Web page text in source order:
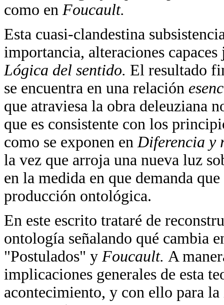
como en Foucault.
Esta cuasi-clandestina
importancia, alteraciones
Lógica del sentido. El resultado
se encuentra en una relación
que atraviesa la obra deleuziana
que es consistente con los
como se exponen enDiferencia y
la vez que arroja una nueva luz
en la medida en que demanda
producción ontológica.
En este escrito trataré de
ontología señalando qué cambia
"Postulados" y Foucault. A
implicaciones generales de esta
acontecimiento, y con ello para